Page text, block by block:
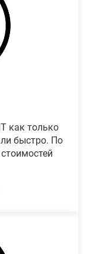
как только
быстро. По